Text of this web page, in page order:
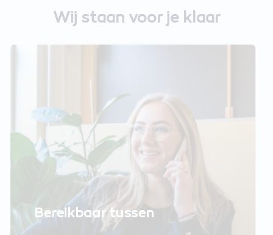
Wij staan voor je klaar
Bereikbaar tussen